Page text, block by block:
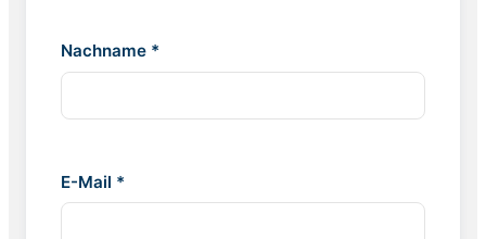
Nachname *
E-Mail *